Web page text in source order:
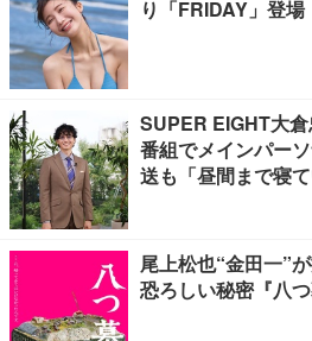
り「FRIDAY」登場
SUPER EIGHT大
番組でメインパー
送も「昼間まで寝
尾上松也“金田一”
恐ろしい秘密『八